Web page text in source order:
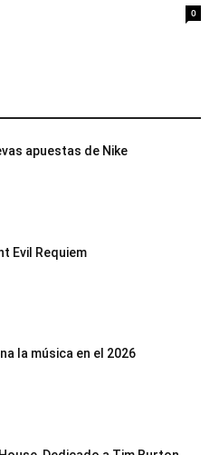
0
apuestas de Nike
Evil Requiem
la música en el 2026